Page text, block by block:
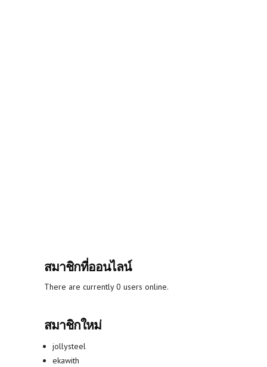
สมาชิกที่ออนไลน์
There are currently 0 users online.
สมาชิกใหม่
jollysteel
ekawith